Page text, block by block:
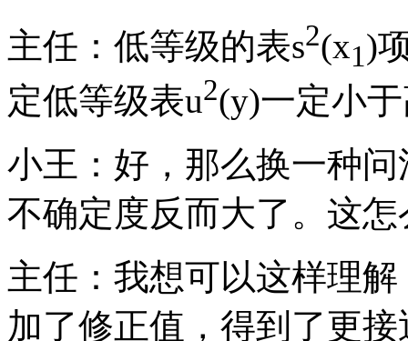
主任：低等级的表s2(x1)
定低等级表u2(y)一定小
小王：好，那么换一种
不确定度反而大了。这
主任：我想可以这样理
加了修正值，得到了更